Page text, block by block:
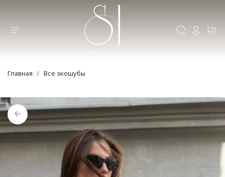
Главная Все экошубы